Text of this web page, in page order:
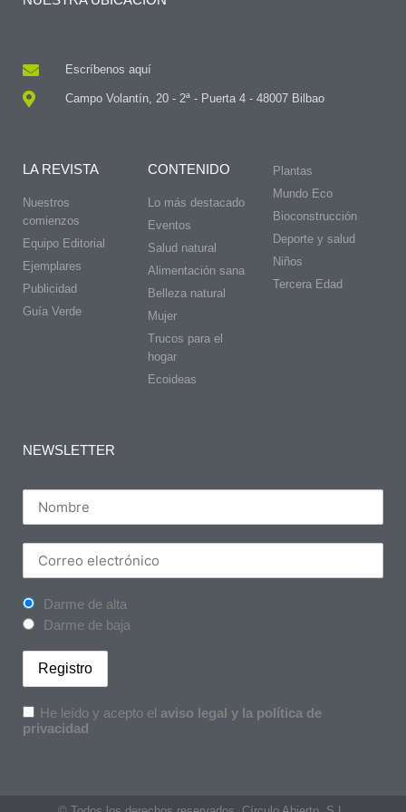
Escríbenos aquí
Campo Volantín, 20 - 2ª - Puerta 4 - 48007 Bilbao
LA REVISTA
Nuestros
comienzos
Equipo Editorial
Ejemplares
Publicidad
Guía Verde
CONTENIDO
Lo más destacado
Eventos
Salud natural
Alimentación sana
Belleza natural
Mujer
Trucos para el
hogar
Ecoideas
Plantas
Mundo Eco
Bioconstrucción
Deporte y salud
Niños
Tercera Edad
NEWSLETTER
Darme de alta
Darme de baja
He leído y acepto el aviso legal y la política de
privacidad